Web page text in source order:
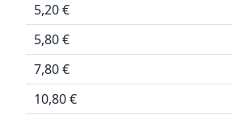
5,20 €
5,80 €
7,80 €
10,80 €